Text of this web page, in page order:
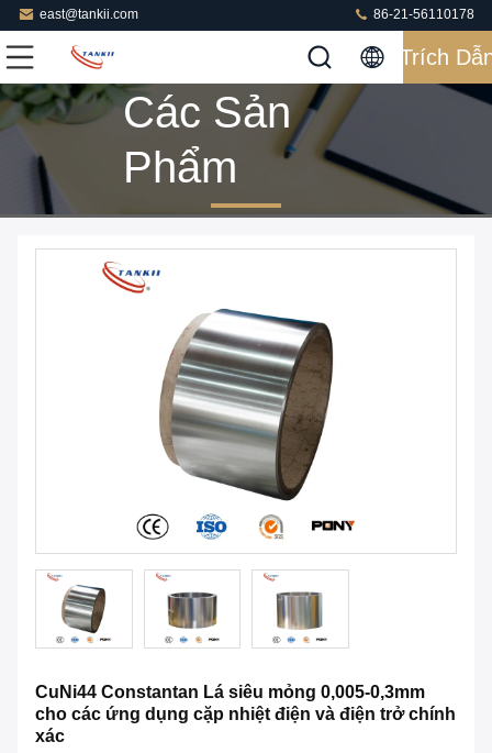
east@tankii.com 86-21-56110178
Trích
Các Sản
Phẩm
CuNi44 Constantan Lá siêu mỏng 0,005-0,3mm
cho các ứng dụng cặp nhiệt điện và điện trở chính
xác